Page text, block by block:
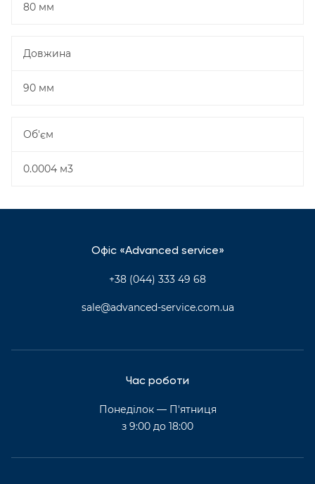
80 мм
Довжина
90 мм
Об'єм
0.0004 м3
Офіс «Advanced service»
+38 (044) 333 49 68
sale@advanced-service.com.ua
Час роботи
Понеділок — П'ятниця
з 9:00 до 18:00